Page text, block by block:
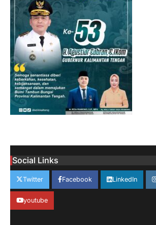
Social Links
Twitter Facebook LinkedIn
youtube